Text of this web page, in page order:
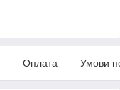
Оплата Умови